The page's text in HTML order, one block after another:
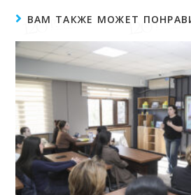
ВАМ ТАКЖЕ МОЖЕТ